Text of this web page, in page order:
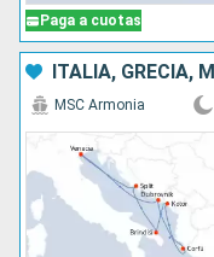
Paga a cuotas
MSC Armonia